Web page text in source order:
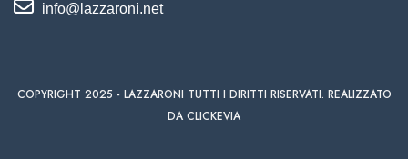
info@lazzaroni.net
COPYRIGHT 2025 - LAZZARONI TUTTI I DIRITTI RISERVATI. REALIZZATO
DA CLICKEVIA